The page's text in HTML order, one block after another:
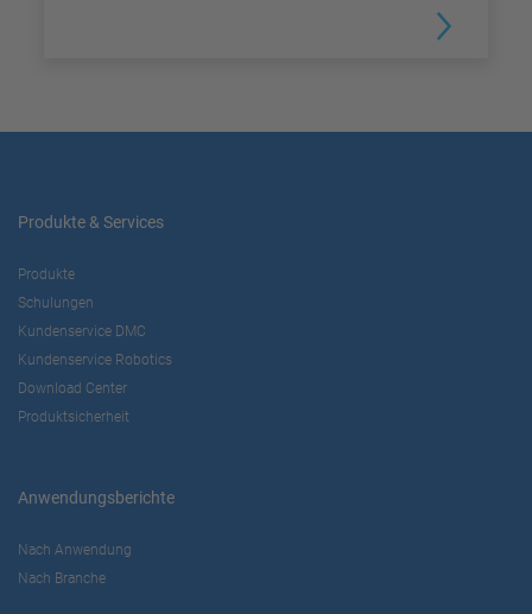
Produkte & Services
Produkte
Schulungen
Kundenservice DMC
Kundenservice Robotics
Download Center
Produktsicherheit
Anwendungsberichte
Nach Anwendung
Nach Branche